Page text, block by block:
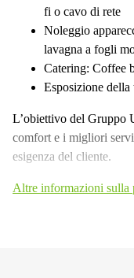
fi o cavo di rete
Noleggio
lavagna a fogli
Catering: Coffee
Esposizione della
L’obiettivo del Gruppo
comfort e i migliori
esigenza del cliente.
Altre informazioni sulla